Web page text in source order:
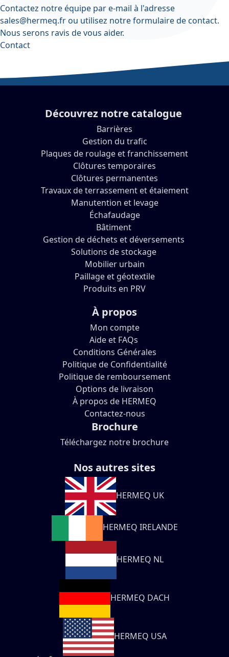
Contactez notre équipe par e-mail à l'adresse
sales@hermeq.frou utilisez notreformulaire de contact.
Nous serons ravis de vous aider.
Contact
Découvrez notre catalogue
Barrières
Gestion du trafic
Plaques de roulage et franchissement
Clôtures temporaires
Clôtures permanentes
Travaux de terrassement et étaiement
Manutention et levage
Échafaudage
Bâtiment
Gestion de déchets et déversements
Solutions de stockage
Mobilier urbain
Paillage et géotextile
Produits en PRV
À propos
Mon compte
Aide et FAQs
Conditions Générales
Politique de Confidentialité
Politique de remboursement
Options de livraison
À propos de HERMEQ
Contactez-nous
Brochure
Téléchargez notre brochure
Nos autres sites
HERMEQ UK
HERMEQ IRELANDE
HERMEQ NL
HERMEQ DACH
HERMEQ USA